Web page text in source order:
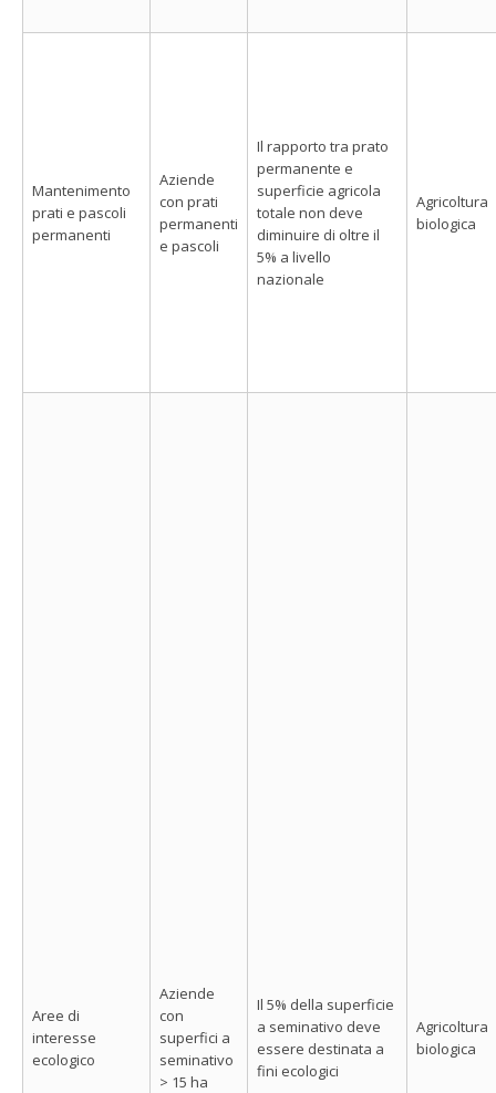
Mantenimento
prati e pascoli
permanenti
Aziende
con prati
permanenti
e pascoli
Il rapporto tra prato
permanente e
superficie agricola
totale non deve
diminuire di oltre il
5% a livello
nazionale
Agricoltura
biologica
Aree di
interesse
ecologico
Aziende
con
superfici a
seminativo
> 15 ha
Il 5% della superficie
a seminativo deve
essere destinata a
fini ecologici
Agricoltura
biologica